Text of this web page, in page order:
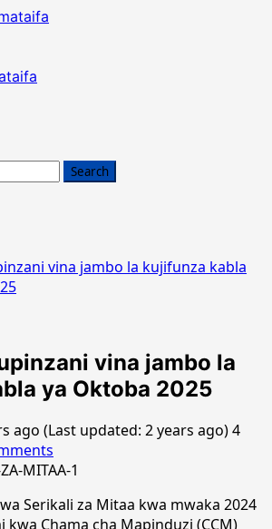
vina jambo la kujifunza kabla
vina jambo la
ya Oktoba 2025
ago (Last updated: 2 years ago)4
Serikali za Mitaa kwa mwaka 2024
Chama cha Mapinduzi (CCM)